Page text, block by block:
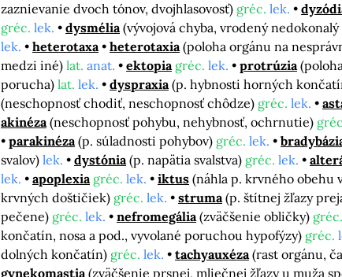
zaznievanie dvoch tónov, dvojhlasovosť) gréc. lek.
gréc. lek. dysmélia (vývojová chyba, vrodený nedokonalý
lek.
heterotaxa heterotaxia (poloha orgánu na
medzi iné) lat. anat. ektopia gréc. lek. protrúzia
porucha) lat. lek. dyspraxia (p. hybnosti horných
(neschopnosť chodiť, neschopnosť chôdze) gréc. lek.
akinéza (neschopnosť pohybu, nehybnosť, ochrnutie)
parakinéza (p. súladnosti pohybov) gréc. lek.
svalov) lek. dystónia (p. napätia svalstva) gréc. lek.
lek.
apoplexia gréc. lek. iktus (náhla p. krvného obehu
krvných doštičiek) gréc. lek. struma (p. štítnej žľazy
pečene) gréc. lek. nefromegália (zväčšenie obličky) gréc.
končatín, nosa a pod., vyvolané poruchou hypofýzy) gréc.
dolných končatín) gréc. lek. tachyauxéza (rast orgánu,
gynekomastia (zväčšenie prsnej, mliečnej žľazy u muža